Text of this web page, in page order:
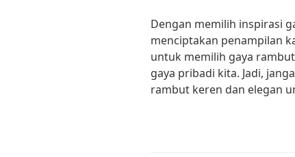
Dengan memilih inspirasi
menciptakan penampilan
untuk memilih gaya
gaya pribadi kita. Jadi,
rambut keren dan elegan